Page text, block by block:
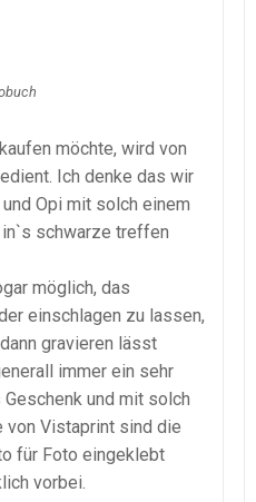
möchte, wird von
Ich denke das wir
Opi mit solch einem
schwarze treffen
möglich, das
einschlagen zu lassen,
gravieren lässt
immer ein sehr
und mit solch
von Vistaprint sind die
für Foto eingeklebt
vorbei.